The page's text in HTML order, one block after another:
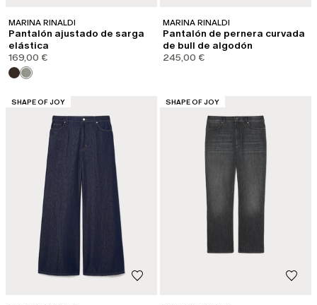
MARINA RINALDI
Pantalón ajustado de sarga
elástica
169,00 €
MARINA RINALDI
Pantalón de pernera curvada
de bull de algodón
245,00 €
CATEGORÍA:
SHAPE OF JOY CATEGORÍA:
SHAPE OF JOY